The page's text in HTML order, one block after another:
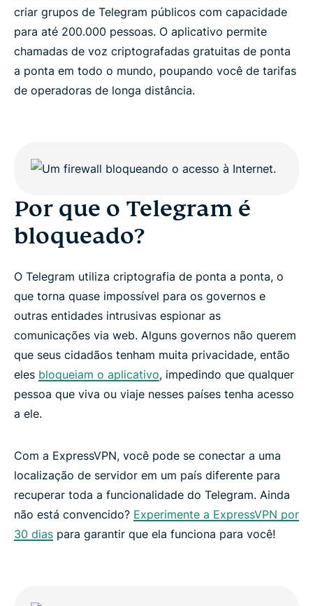
criar grupos de Telegram públicos com capacidade
para até 200.000 pessoas. O aplicativo permite
chamadas de voz criptografadas gratuitas de ponta
a ponta em todo o mundo, poupando você de tarifas
de operadoras de longa distância.
Por que o Telegram é
bloqueado?
O Telegram utiliza criptografia de ponta a ponta, o
que torna quase impossível para os governos e
outras entidades intrusivas espionar as
comunicações via web. Alguns governos não querem
que seus cidadãos tenham muita privacidade, então
eles bloqueiam o aplicativo, impedindo que qualquer
pessoa que viva ou viaje nesses países tenha acesso
a ele.
Com a ExpressVPN, você pode se conectar a uma
localização de servidor em um país diferente para
recuperar toda a funcionalidade do Telegram. Ainda
não está convencido? Experimente a ExpressVPN por
30 dias para garantir que ela funciona para você!